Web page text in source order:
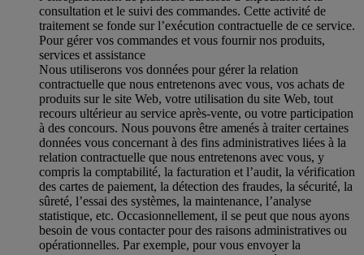
consultation et le suivi des commandes. Cette activité de
traitement se fonde sur l’exécution contractuelle de ce service.
Pour gérer vos commandes et vous fournir nos produits,
services et assistance
Nous utiliserons vos données pour gérer la relation
contractuelle que nous entretenons avec vous, vos achats de
produits sur le site Web, votre utilisation du site Web, tout
recours ultérieur au service après-vente, ou votre participation
à des concours. Nous pouvons être amenés à traiter certaines
données vous concernant à des fins administratives liées à la
relation contractuelle que nous entretenons avec vous, y
compris la comptabilité, la facturation et l’audit, la vérification
des cartes de paiement, la détection des fraudes, la sécurité, la
sûreté, l’essai des systèmes, la maintenance, l’analyse
statistique, etc. Occasionnellement, il se peut que nous ayons
besoin de vous contacter pour des raisons administratives ou
opérationnelles. Par exemple, pour vous envoyer la